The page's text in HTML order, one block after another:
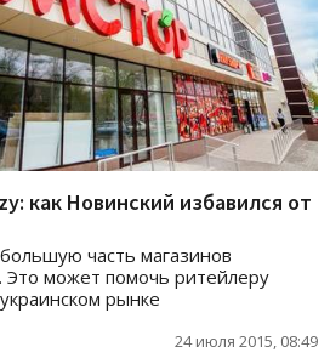
как Новинский избавился от
часть магазинов
Это может помочь ритейлеру
рынке
24 июля 2015, 08:49